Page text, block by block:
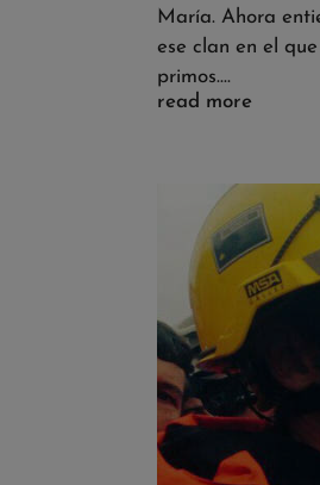
María. Ahora
ese clan en el
primos....
read more